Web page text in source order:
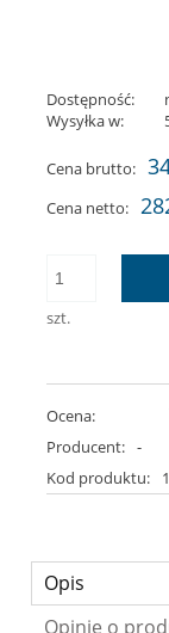
Dostępność:
Wysyłka w:
Cena brutto:
Cena netto:
szt.
Ocena:
Producent: -
Kod produktu:
Opis
Opinie o